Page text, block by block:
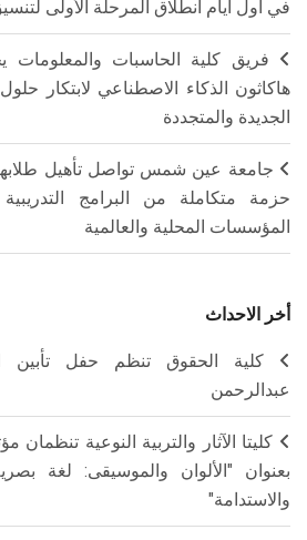
في أول أيام انطلاق المرحلة الأولى
فريق كلية الحاسبات والمعلومات
هاكاثون الذكاء الاصطناعي لابتكار
الجديدة والمتجددة
جامعة عين شمس تواصل تأهيل
حزمة متكاملة من البرامج
المؤسسات المحلية والعالمية
أخر الاحداث
كلية الحقوق تنظم حفل تأبين
عبدالرحمن
كليتا الآثار والتربية النوعية تنظمان
بعنوان "الألوان والموسيقى: لغة
والاستدامة"